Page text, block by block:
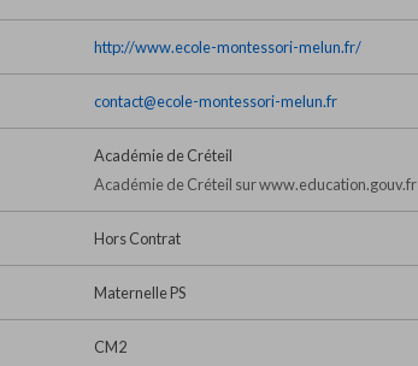
http://www.ecole-montessori-melun.fr/
contact@ecole-montessori-melun.fr
Académie de Créteil
Académie de Créteil sur www.education.gouv.fr
Hors Contrat
Maternelle PS
CM2